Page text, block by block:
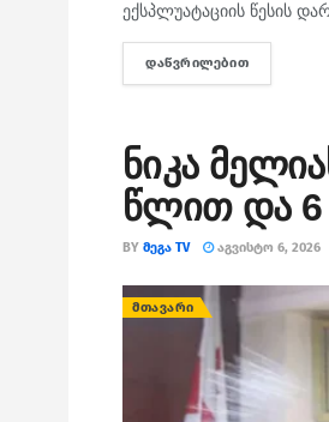
ექსპლუატაციის წესის
ᲓᲐᲬᲕᲠᲘᲚᲔᲑᲘᲗ
ნიკა
წლით და 6
BY ᲛᲔᲒᲐ TV ᲐᲒᲕᲘᲡᲢᲝ 6, 2026
ᲛᲗᲐᲕᲐᲠᲘ